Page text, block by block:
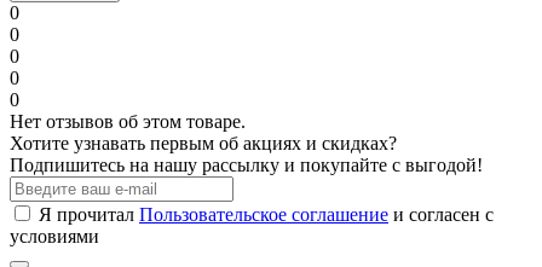
0
0
0
0
0
Нет отзывов об этом товаре.
Хотите узнавать первым об акциях и скидках?
Подпишитесь на нашу рассылку и покупайте с выгодой!
Я прочитал Пользовательское соглашение и согласен с
условиями